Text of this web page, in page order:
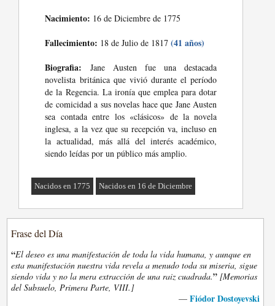
Nacimiento: 16 de Diciembre de 1775
Fallecimiento: 18 de Julio de 1817(41 años)
Biografia: Jane Austen fue una destacada
novelista británica que vivió durante el período
de la Regencia. La ironía que emplea para dotar
de comicidad a sus novelas hace que Jane Austen
sea contada entre los «clásicos» de la novela
inglesa, a la vez que su recepción va, incluso en
la actualidad, más allá del interés académico,
siendo leídas por un público más amplio.
Nacidos en 1775 Nacidos en 16 de Diciembre
Frase del Día
“El deseo es una manifestación de toda la vida humana, y aunque en
esta manifestación nuestra vida revela a menudo toda su miseria, sigue
siendo vida y no la mera extracción de una raiz cuadrada.” [Memorias
del Subsuelo, Primera Parte, VIII.]
— Fiódor Dostoyevski